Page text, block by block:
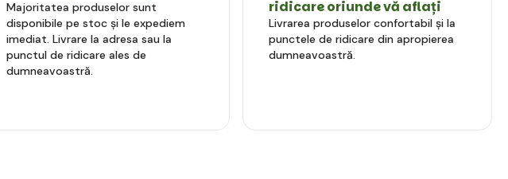
Majoritatea produselor sunt
disponibile pe stoc și le expediem
imediat. Livrare la adresa sau la
punctul de ridicare ales de
dumneavoastră.
ridicare oriunde vă aflați
Livrarea produselor confortabil și la
punctele de ridicare din apropierea
dumneavoastră.